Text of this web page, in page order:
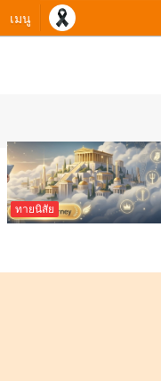
เมนู
ทายนิสัย